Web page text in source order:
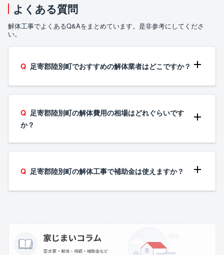
よくある質問
解体工事でよくあるQ&Aをまとめています。是非参考にしてくださ
い。
足寄郡陸別町でおすすめの解体業者はどこですか？
足寄郡陸別町の解体費用の相場はどれぐらいです
か？
足寄郡陸別町の解体工事で補助金は使えますか？